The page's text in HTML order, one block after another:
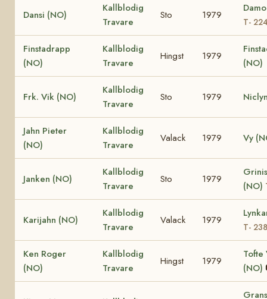
Dansi (NO)
Kallblodig
Travare
Sto 1979
T-
Finstadrapp
(NO)
Kallblodig
Travare
Hingst 1979
(NO)
Frk. Vik (NO)
Kallblodig
Travare
Sto 1979
Jahn Pieter
(NO)
Kallblodig
Travare
Valack 1979 Vy
Janken (NO)
Kallblodig
Travare
Sto 1979
(NO)
Karijahn (NO)
Kallblodig
Travare
Valack 1979
T-
Ken Roger
(NO)
Kallblodig
Travare
Hingst 1979
Tofte
(NO)